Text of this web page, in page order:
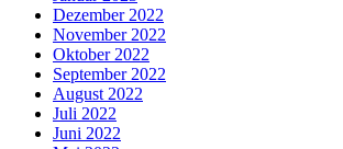
Dezember 2022
November 2022
Oktober 2022
September 2022
August 2022
Juli 2022
Juni 2022